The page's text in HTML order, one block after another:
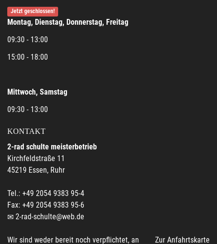
Jetzt geschlossen!
Montag, Dienstag, Donnerstag, Freitag
09:30 - 13:00
15:00 - 18:00
Mittwoch, Samstag
09:30 - 13:00
KONTAKT
2-rad schulte meisterbetrieb
Kirchfeldstraße 11
45219 Essen, Ruhr
Tel.: +49 2054 9383 95-4
Fax: +49 2054 9383 95-6
2-rad-schulte@web.de
Zur Anfahrtskarte
Wir sind weder bereit noch verpflichtet, an